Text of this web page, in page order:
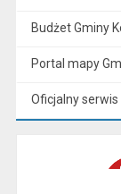
Budżet Gminy
Portal mapy
Oficjalny